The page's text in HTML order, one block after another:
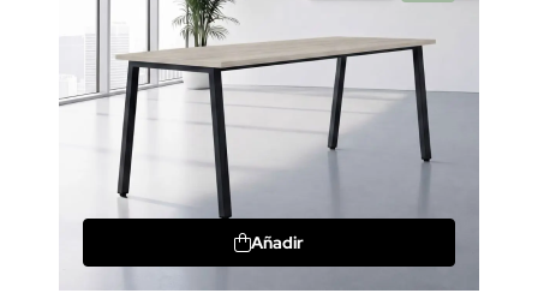
Añadir